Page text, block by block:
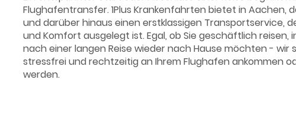
Flughafentransfer. 1Plus Krankenfahrten bietet in Aachen,
und darüber hinaus einen erstklassigen Transportservice,
und Komfort ausgelegt ist. Egal, ob Sie geschäftlich reisen,
nach einer langen Reise wieder nach Hause möchten - wir
stressfrei und rechtzeitig an Ihrem Flughafen ankommen
werden.